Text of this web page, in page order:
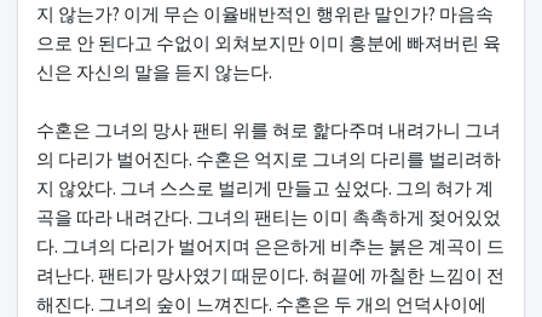
지 않는가? 이게 무슨 이율배반적인 행위란 말인가? 마음속
으로 안 된다고 수없이 외쳐보지만 이미 흥분에 빠져버린 육
신은 자신의 말을 듣지 않는다.
수혼은 그녀의 망사 팬티 위를 혀로 핥다주며 내려가니 그녀
의 다리가 벌어진다. 수혼은 억지로 그녀의 다리를 벌리려하
지 않았다. 그녀 스스로 벌리게 만들고 싶었다. 그의 혀가 계
곡을 따라 내려간다. 그녀의 팬티는 이미 촉촉하게 젖어있었
다. 그녀의 다리가 벌어지며 은은하게 비추는 붉은 계곡이 드
려난다. 팬티가 망사였기 때문이다. 혀끝에 까칠한 느낌이 전
해진다. 그녀의 숲이 느껴진다. 수혼은 두 개의 언덕사이에